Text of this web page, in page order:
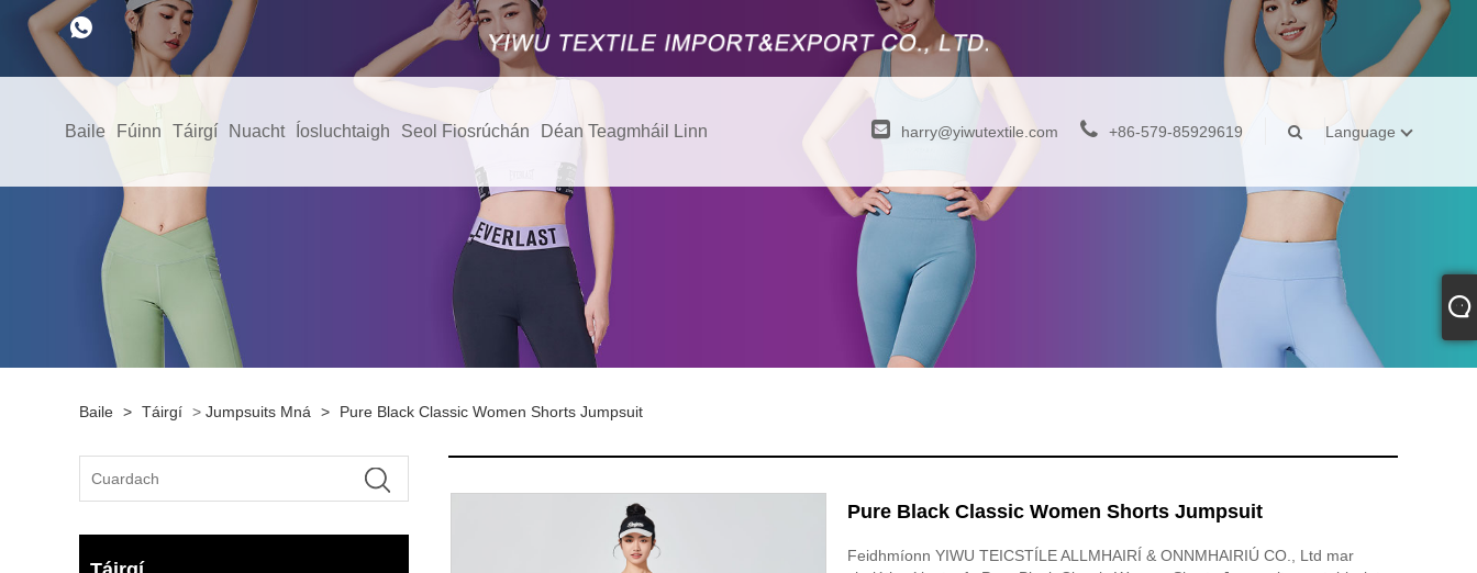
Baile Fúinn Táirgí Nuacht Íosluchtaigh Seol Fiosrúchán Déan Teagmháil Linn harry@yiwutextile.com +86-579-85929619 Language
Baile > Táirgí > Jumpsuits Mná > Pure Black Classic Women Shorts Jumpsuit
Pure Black Classic Women Shorts Jumpsuit
Feidhmíonn YIWU TEICSTÍLE ALLMHAIRÍ & ONNMHAIRIÚ CO., Ltd mar